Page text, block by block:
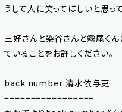
うして人に笑ってほしいと思っ
三好さんと染谷さんと霧尾く
ていることをお許しください。
back number 清水依与吏
=================